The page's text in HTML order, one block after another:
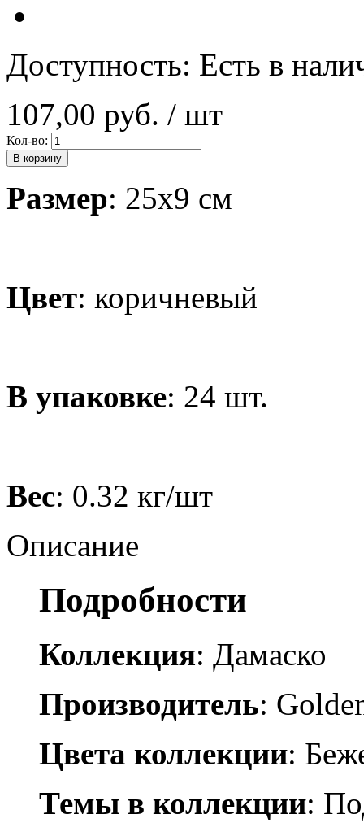
Доступность: Есть в
107,00 руб. / шт
Кол-во:
В корзину
Размер: 25x9 см
Цвет: коричневый
В упаковке: 24 шт.
Вес: 0.32 кг/шт
Описание
Подробности
Коллекция: Дамаско
Производитель:
Цвета коллекции:
Темы в коллекции: